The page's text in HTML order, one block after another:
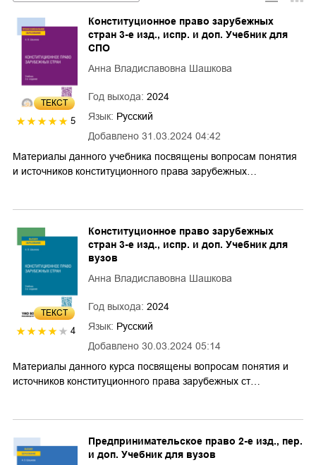
ТЕКСТ
5
Добавлено 31.03.2024 04:42
Конституционное право зарубежных
стран 3-е изд., испр. и доп. Учебник для
СПО
Анна Владиславовна Шашкова
Год выхода: 2024
Язык: Русский
Материалы данного учебника посвящены вопросам понятия
и источников конституционного права зарубежных…
ТЕКСТ
4
Добавлено 30.03.2024 05:14
Конституционное право зарубежных
стран 3-е изд., испр. и доп. Учебник для
вузов
Анна Владиславовна Шашкова
Год выхода: 2024
Язык: Русский
Материалы данного курса посвящены вопросам понятия и
источников конституционного права зарубежных ст…
Предпринимательское право 2-е изд., пер.
и доп. Учебник для вузов